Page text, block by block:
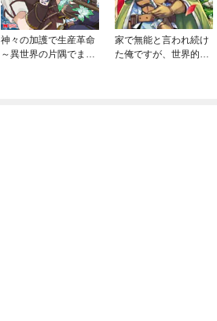
神々の加護で生産革命
～異世界の片隅でまっ
家で無能と言われ続け
た俺ですが、世界的に